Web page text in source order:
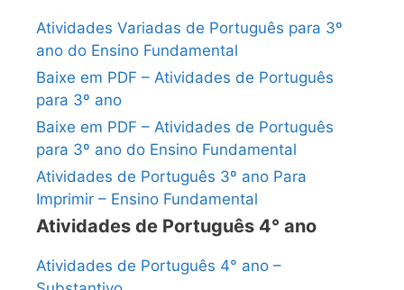
Atividades Variadas de Português para 3º
ano do Ensino Fundamental
Baixe em PDF – Atividades de Português
para 3º ano
Baixe em PDF – Atividades de Português
para 3º ano do Ensino Fundamental
Atividades de Português 3º ano Para
Imprimir – Ensino Fundamental
Atividades de Português 4° ano
Atividades de Português 4° ano –